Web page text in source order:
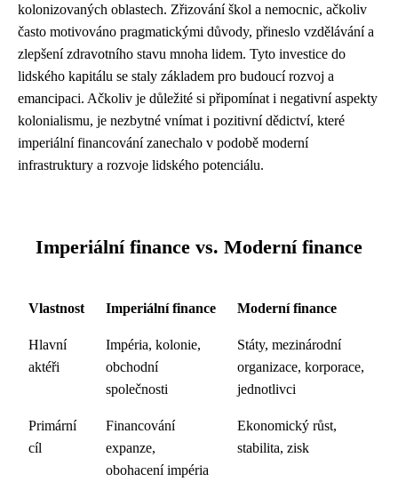
kolonizovaných oblastech. Zřizování škol a nemocnic, ačkoliv
často motivováno pragmatickými důvody, přineslo vzdělávání a
zlepšení zdravotního stavu mnoha lidem. Tyto investice do
lidského kapitálu se staly základem pro budoucí rozvoj a
emancipaci. Ačkoliv je důležité si připomínat i negativní aspekty
kolonialismu, je nezbytné vnímat i pozitivní dědictví, které
imperiální financování zanechalo v podobě moderní
infrastruktury a rozvoje lidského potenciálu.
Imperiální finance vs. Moderní finance
Vlastnost Imperiální finance Moderní finance
Hlavní
aktéři
Impéria, kolonie,
obchodní
společnosti
Státy, mezinárodní
organizace, korporace,
jednotlivci
Primární
cíl
Financování
expanze,
obohacení impéria
Ekonomický růst,
stabilita, zisk